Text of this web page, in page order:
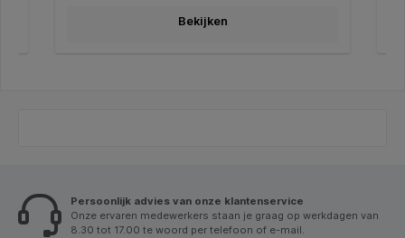
Bekijken
Persoonlijk advies van onze klantenservice
Onze ervaren medewerkers staan je graag op werkdagen van
8.30 tot 17.00 te woord per telefoon of e-mail.